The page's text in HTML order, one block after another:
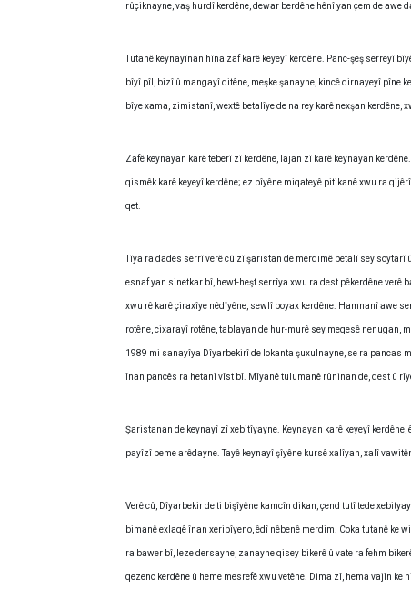
rûçiknayne, vaş hurdî kerdêne, dewar berdêne hênî yan çem de awe
Tutanê keynayînan hîna zaf karê keyeyî kerdêne. Panc-şeş serreyî
bîyî pîl, bizî û mangayî ditêne, meşke şanayne, kincê dirnayeyî pîne
bîye xama, zimistanî, wextê betalîye de na rey karê nexşan kerdêne,
Zafê keynayan karê teberî zî kerdêne, lajan zî karê keynayan
qismêk karê keyeyî kerdêne; ez bîyêne miqateyê pitikanê xwu ra
qet.
Tîya ra dades serrî verê cû zî şaristan de merdimê betalî sey
esnaf yan sinetkar bî, hewt-heşt serrîya xwu ra dest pêkerdêne verê
xwu rê karê çiraxîye nêdîyêne, sewlî boyax kerdêne. Hamnanî awe
rotêne, cixarayî rotêne, tablayan de hur-murê sey meqesê
1989 mi sanayîya Dîyarbekirî de lokanta şuxulnayne, se ra pancas
înan pancês ra hetanî vîst bî. Mîyanê tulumanê rûninan de, dest û
Şaristanan de keynayî zî xebitîyayne. Keynayan karê keyeyî
payîzî peme arêdayne. Tayê keynayî şîyêne kursê xalîyan, xalî
Verê cû, Dîyarbekir de ti bişîyêne kamcîn dikan, çend tutî tede
bimanê exlaqê înan xeripîyeno, êdî nêbenê merdim. Coka tutanê ke
ra bawer bî, leze dersayne, zanayne qisey bikerê û vate ra fehm
qezenc kerdêne û heme mesrefê xwu vetêne. Dima zî, hema vajîn ke